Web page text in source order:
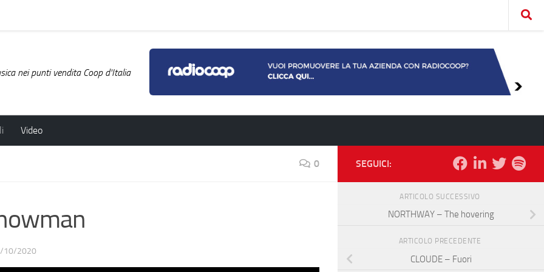
nei punti vendita Coop d'Italia
Video
0
10/2020
SEGUICI:
ARTICOLO SUCCESSIVO
NORTHWAY – The hovering
ARTICOLO PRECEDENTE
CLOUDE – Fuori